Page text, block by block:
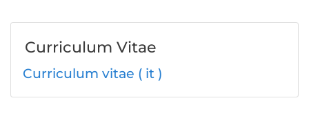
Curriculum Vitae
Curriculum vitae ( it )